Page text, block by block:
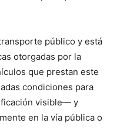
público y está
otorgadas por la
que prestan este
condiciones para
visible— y
en la vía pública o